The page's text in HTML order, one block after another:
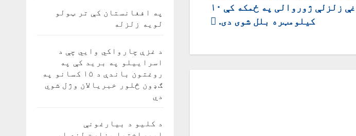
ولړزاوه.د دغې زلزلې ژوروالی په ځمکه کې ۱۰
کیلومټره بلل شوی دی.
په افغانستان کې تر ټولو
لویه زلزله
د غزې چارواکي وايي چې د
اسراییلو په برید کې په
روغتون باندې د ۱۵ کسانو په
ګډون څلور خبریالان وژل شوي
دي
د کلیو د بیارغونې